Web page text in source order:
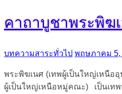
คาถาบูชาพระพิฆ
บทความสาระทั่วไป พฤษภาคม 5,
พระพิฆเนศ (เทพผู้เป็นใหญ่เหนือ
ผู้เป็นใหญ่เหนือหมู่คณะ) เป็นเทพ